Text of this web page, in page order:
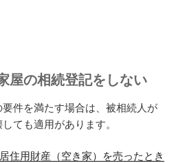
屋の相続登記をしない
件を満たす場合は、被相続人が
ても適用があります。
住用財産（空き家）を売ったとき